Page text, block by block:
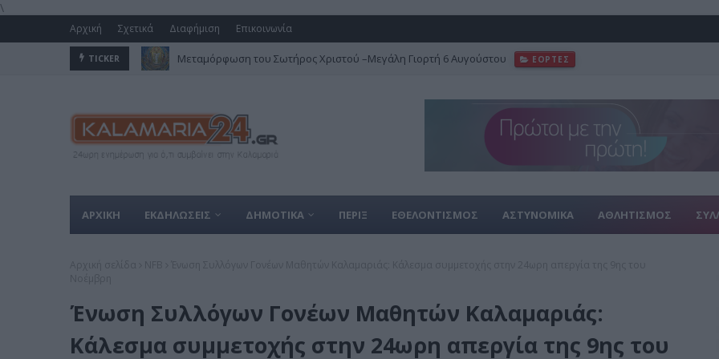
\
Αρχική Σχετικά Διαφήμιση Επικοινωνία
TICKER Μεταμόρφωση του Σωτήρος Χριστού –Μεγάλη Γιορτή 6 Αυγούστου ΕΟΡΤΕΣ
ΑΡΧΙΚΗ ΕΚΔΗΛΩΣΕΙΣ ΔΗΜΟΤΙΚΑ ΠΕΡΙΞ ΕΘΕΛΟΝΤΙΣΜΟΣ ΑΣΤΥΝΟΜΙΚΑ ΑΘΛΗΤΙΣΜΟΣ
Ένωση Συλλόγων Γονέων Μαθητών Καλαμαριάς:
Κάλεσμα συμμετοχής στην 24ωρη απεργία της 9ης του